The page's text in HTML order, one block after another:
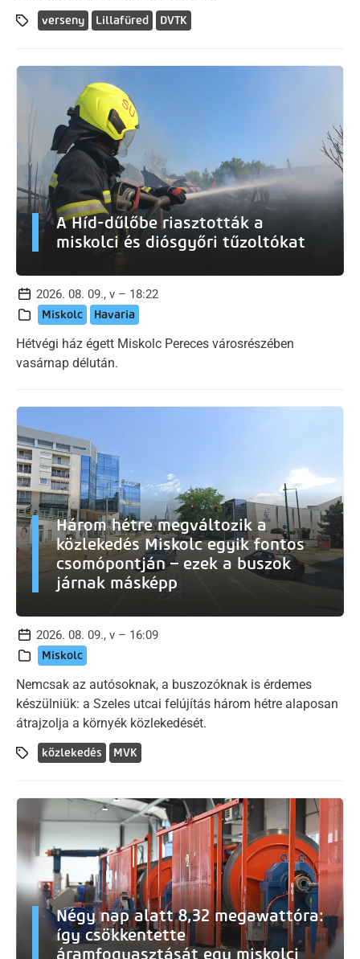
verseny Lillafüred DVTK
A Híd-dűlőbe riasztották a
miskolci és diósgyőri tűzoltókat
2026. 08. 09., v – 18:22
Miskolc Havaria
Hétvégi ház égett Miskolc Pereces városrészében
vasárnap délután.
Három hétre megváltozik a
közlekedés Miskolc egyik fontos
csomópontján – ezek a buszok
járnak másképp
2026. 08. 09., v – 16:09
Miskolc
Nemcsak az autósoknak, a buszozóknak is érdemes
készülniük: a Szeles utcai felújítás három hétre alaposan
átrajzolja a környék közlekedését.
közlekedés MVK
Négy nap alatt 8,32 megawattóra:
így csökkentette
áramfogyasztását egy miskolci